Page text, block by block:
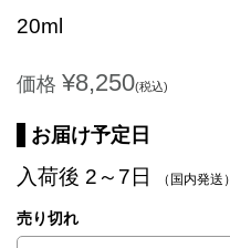
20ml
価格 ¥8,250(税込)
お届け予定日
入荷後 2～7日 （国内発送）
売り切れ